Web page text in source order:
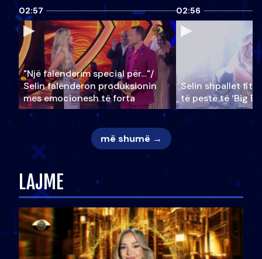
02:57
"Një falenderim special për…"/
Selin falënderon produksionin
mes emocionesh të forta
02:56
Selin shpallet
të pestë të ‘Big
më shumë →
LAJME